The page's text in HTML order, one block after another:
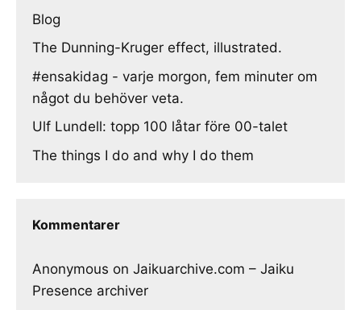
Blog
The Dunning-Kruger effect, illustrated.
#ensakidag - varje morgon, fem minuter om
något du behöver veta.
Ulf Lundell: topp 100 låtar före 00-talet
The things I do and why I do them
Kommentarer
Anonymous on Jaikuarchive.com – Jaiku
Presence archiver